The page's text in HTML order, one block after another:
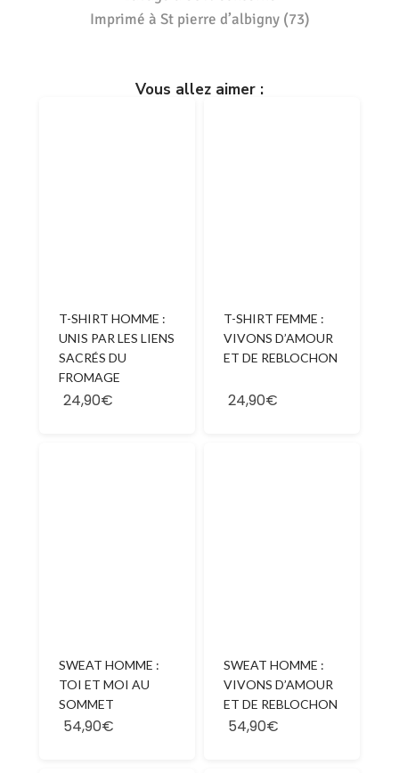
Imprimé à St pierre d’albigny (73)
Vous allez aimer :
T-SHIRT HOMME :
UNIS PAR LES LIENS
SACRÉS DU
FROMAGE
24,90€
T-SHIRT FEMME :
VIVONS D’AMOUR
ET DE REBLOCHON
24,90€
SWEAT HOMME :
TOI ET MOI AU
SOMMET
54,90€
SWEAT HOMME :
VIVONS D’AMOUR
ET DE REBLOCHON
54,90€